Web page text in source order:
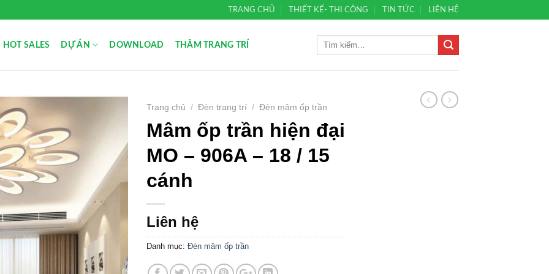
TRANG CHỦ THIẾT KẾ- THI CÔNG TIN TỨC LIÊN HỆ
HOT SALES DỰ ÁN DOWNLOAD THẢM TRANG TRÍ
Trang chủ / Đèn trang trí / Đèn mâm ốp trần
Mâm ốp trần hiện đại
MO – 906A – 18 / 15
cánh
Liên hệ
Danh mục: Đèn mâm ốp trần